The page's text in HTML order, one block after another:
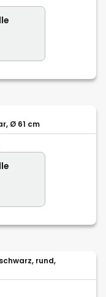
Ø 61 cm
rund,